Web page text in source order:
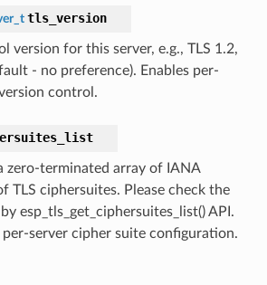
tls_version
version for this server, e.g., TLS 1.2,
- no preference). Enables per-
control.
zero-terminated array of IANA
TLS ciphersuites. Please check the
esp_tls_get_ciphersuites_list() API.
server cipher suite configuration.